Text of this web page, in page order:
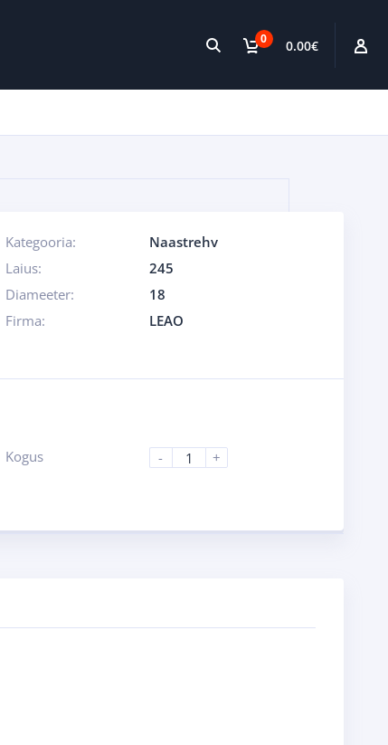
0 0.00€
Kategooria:
Naastrehv
Laius:
245
Diameeter:
18
Firma:
LEAO
Kogus - +